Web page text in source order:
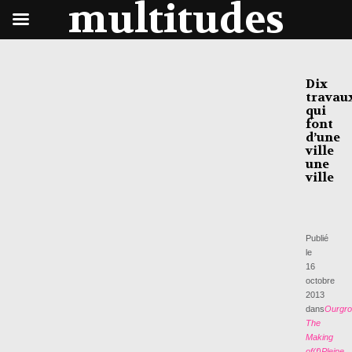
Dix
qui
font
d’une
ville
une
ville
Publié
le
16
octobre
2013
dans
The
Making
multitudes